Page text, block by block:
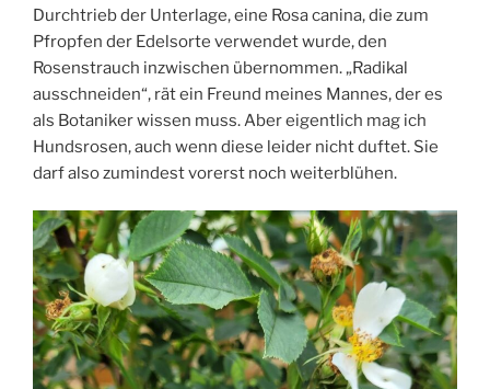
Durchtrieb der Unterlage, eine Rosa canina, die zum
Pfropfen der Edelsorte verwendet wurde, den
Rosenstrauch inzwischen übernommen. „Radikal
ausschneiden“, rät ein Freund meines Mannes, der es
als Botaniker wissen muss. Aber eigentlich mag ich
Hundsrosen, auch wenn diese leider nicht duftet. Sie
darf also zumindest vorerst noch weiterblühen.